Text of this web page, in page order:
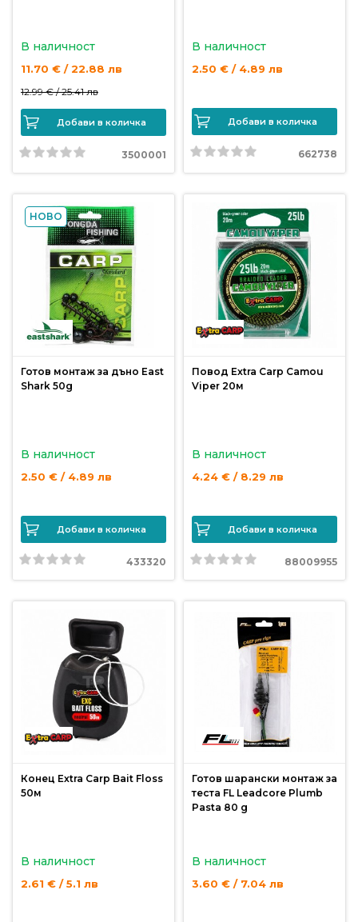
Лодки
Изкуствени
примамки
Монтажи
поводи
Плувки
риболов
риболов
За
Контакти
Поръчка
доставка
Връщане
Политика
В наличност
11.70 € / 22.88 лв
12.99 € /25.41 лв
Добави в количка
3500001
В наличност
2.50 € / 4.89 лв
Добави в количка
662738
НОВО
Готов монтаж за дъно East
Shark 50g
В наличност
2.50 € / 4.89 лв
Добави в количка
433320
Повод Extra Carp Camou
Viper 20м
В наличност
4.24 € / 8.29 лв
Добави в количка
88009955
Конец Extra Carp Bait Floss
50м
В наличност
2.61 € / 5.1 лв
Готов шарански монтаж за
теста FL Leadcore Plumb
Pasta 80 g
В наличност
3.60 € / 7.04 лв